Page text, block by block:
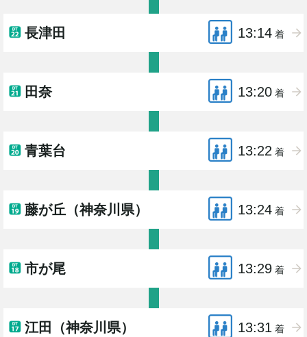
長津田 13:14 着
田奈 13:20 着
青葉台 13:22 着
藤が丘（神奈川県） 13:24 着
市が尾 13:29 着
江田（神奈川県） 13:31 着